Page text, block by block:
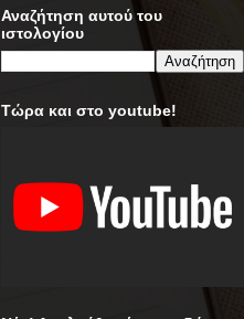
Αναζήτηση αυτού του
ιστολογίου
Τώρα και στο youtube!